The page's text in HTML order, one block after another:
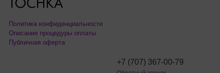
Политика конфиденциальности
Описания процедуры оплаты
Публичная оферта
+7 (707) 367-00-79